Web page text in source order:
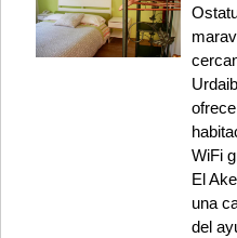
WiFi
El
una
del